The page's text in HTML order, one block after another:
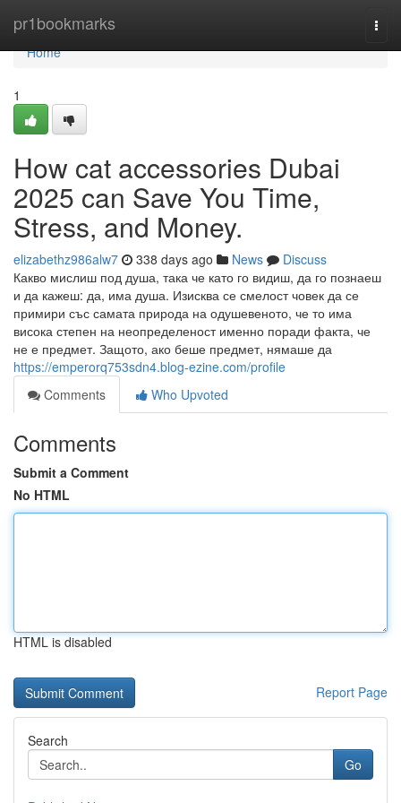
pr1bookmarks
Home
Home
1
How cat accessories Dubai
2025 can Save You Time,
Stress, and Money.
elizabethz986alw7 338 days ago News
Discuss
Какво мислиш под душа, така че като го видиш, да го познаеш
и да кажеш: да, има душа. Изисква се смелост човек да се
примири със самата природа на одушевеното, че то има
висока степен на неопределеност именно поради факта, че
не е предмет. Защото, ако беше предмет, нямаше да
https://emperorq753sdn4.blog-ezine.com/profile
Comments
Who Upvoted
Comments
Submit a Comment
No HTML
HTML is disabled
Report Page
Search
Go